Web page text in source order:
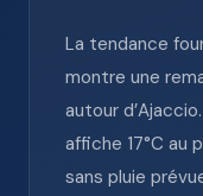
La tendance
montre une
autour
affiche 17°C au
sans pluie